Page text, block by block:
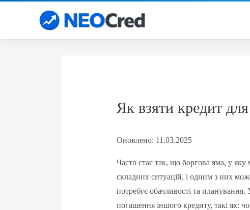
Як взяти кредит
Оновлено: 11.03.2025
Часто стає так, що боргова яма, у
складних ситуацій, і одним з них
потребує обачливості та
погашення іншого кредиту, такі як: